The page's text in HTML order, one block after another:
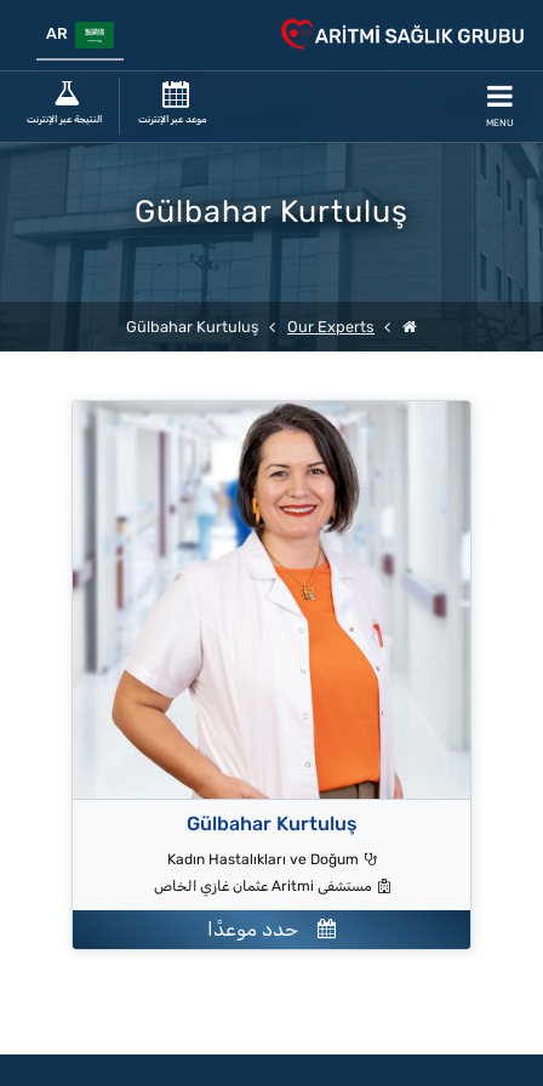
MENU موعد عبر الإنترنت النتيجة عبر الإنترنت
Gülbahar Kurtuluş
Our Experts
Gülbahar Kurtuluş
Gülbahar Kurtuluş
Kadın Hastalıkları ve Doğum
مستشفى Aritmi عثمان غازي الخاص
حدد موعدًا